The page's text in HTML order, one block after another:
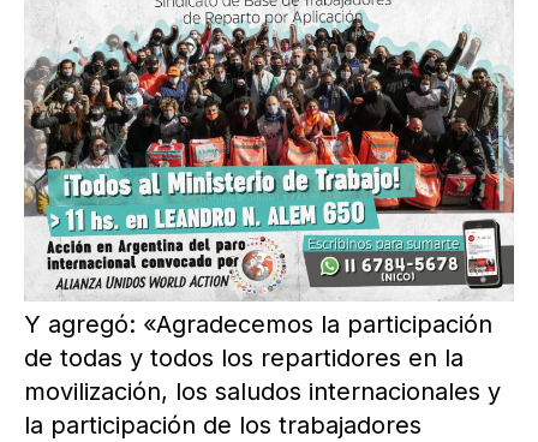
Y agregó: «Agradecemos la participación
de todas y todos los repartidores en la
movilización, los saludos internacionales y
la participación de los trabajadores